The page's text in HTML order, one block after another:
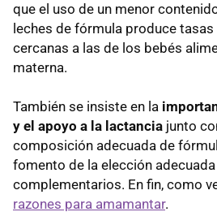
que el uso de un menor
leches de fórmula produce
cercanas a las de los bebés
materna.
También se insiste en la
y el apoyo a la lactancia junto
composición adecuada de
fomento de la elección
complementarios. En fin, como
razones para amamantar.